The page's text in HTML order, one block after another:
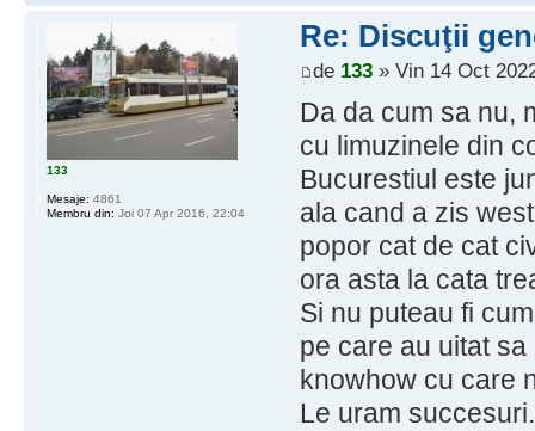
Re: Discuţii
de 133» Vin 14 Oct
Da da cum sa nu,
cu limuzinele din
Bucurestiul este
ala cand a zis
popor cat de cat
ora asta la cata
Si nu puteau fi
pe care au uitat
knowhow cu care
Le uram
133
Mesaje: 4861
Membru din: Joi 07 Apr 2016, 22:04